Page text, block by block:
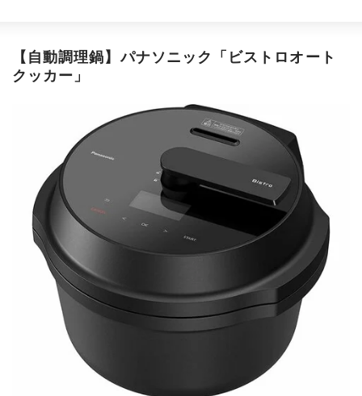
【自動調理鍋】パナソニック「ビストロオート
クッカー」